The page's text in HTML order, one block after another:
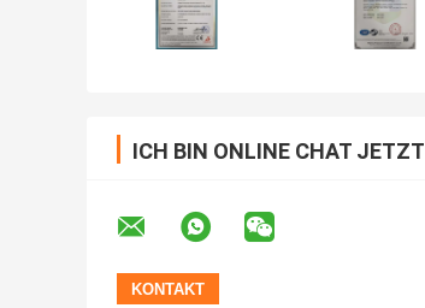
ICH BIN ONLINE CHAT JETZT